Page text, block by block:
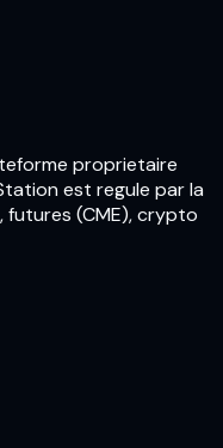
proprietaire
est regule par la
futures (CME), crypto